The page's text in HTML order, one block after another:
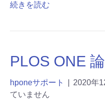
続きを読む
PLOS ONE
hponeサポート 2020年
ていません